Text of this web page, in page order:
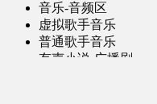
音乐-音频区
虚拟歌手音乐
普通歌手音乐
有声小说-广播剧